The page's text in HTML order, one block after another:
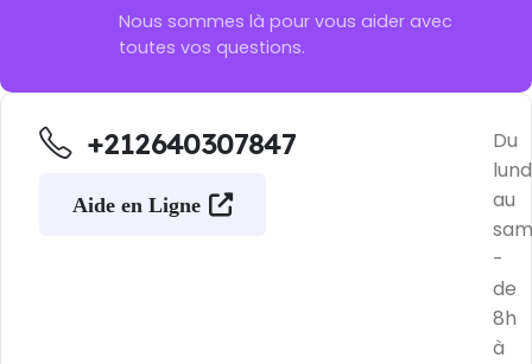
Nous sommes là pour vous aider avec
toutes vos questions.
+212640307847
Aide en Ligne
Du
au
-
de
8h
à